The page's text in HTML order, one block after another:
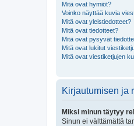
Mitä ovat hymiöt?
Voinko näyttää kuvia
Mitä ovat yleistiedotteet?
Mitä ovat tiedotteet?
Mitä ovat pysyvät
Mitä ovat lukitut
Mitä ovat viestiketjujen
Kirjautumisen ja
Miksi minun täytyy
Sinun ei välttämättä